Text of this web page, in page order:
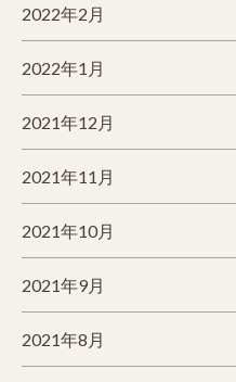
2022年2月
2022年1月
2021年12月
2021年11月
2021年10月
2021年9月
2021年8月